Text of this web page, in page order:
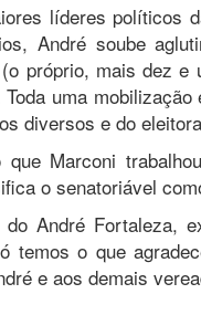
líderes políticos
André soube
próprio, mais dez e
uma
diversos e do
que Marconi
o senatoriável
do André Fortaleza,
temos o que
e aos demais